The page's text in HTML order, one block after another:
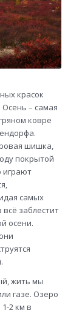
красок
– самая
ковре
шишка,
покрытой
играют
самых
заблестит
осени.
жить мы
газе. Озеро
2 км в